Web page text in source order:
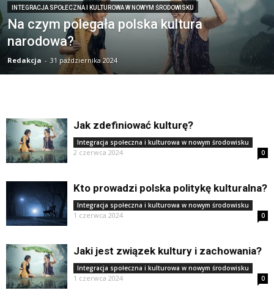
INTEGRACJA SPOŁECZNA I KULTUROWA W NOWYM ŚRODOWISKU
Na czym polegała polska kultura
narodowa?
Redakcja - 31 października 2024
Jak zdefiniować kulturę?
Integracja społeczna i kulturowa w nowym środowisku
2 czerwca 2024 0
Kto prowadzi polska politykę kulturalna?
Integracja społeczna i kulturowa w nowym środowisku
1 czerwca 2024 0
Jaki jest związek kultury i zachowania?
Integracja społeczna i kulturowa w nowym środowisku
1 czerwca 2024 0